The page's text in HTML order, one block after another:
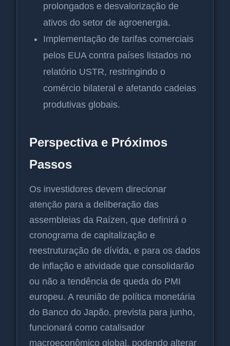
prolongados e desvalorização de
ativos do setor de agroenergia.
Implementação de tarifas comerciais
pelos EUA contra países listados no
relatório USTR, restringindo o
comércio bilateral e afetando cadeias
produtivas globais.
Perspectiva e Próximos
Passos
Os investidores devem direcionar
atenção para a deliberação das
assembleias da Raízen, que definirá o
cronograma de capitalização e
reestruturação de dívida, e para os dados
de inflação e atividade que consolidarão
ou não a tendência de queda do PMI
europeu. A reunião de política monetária
do Banco do Japão, prevista para junho,
funcionará como catalisador
macroeconômico global, podendo alterar